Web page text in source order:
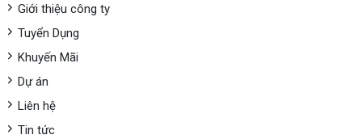
Giới thiệu công ty
Tuyển Dụng
Khuyến Mãi
Dự án
Liên hệ
Tin tức